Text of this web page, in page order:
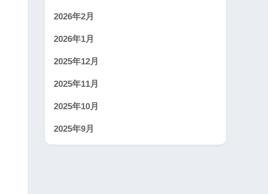
2026年2月
2026年1月
2025年12月
2025年11月
2025年10月
2025年9月